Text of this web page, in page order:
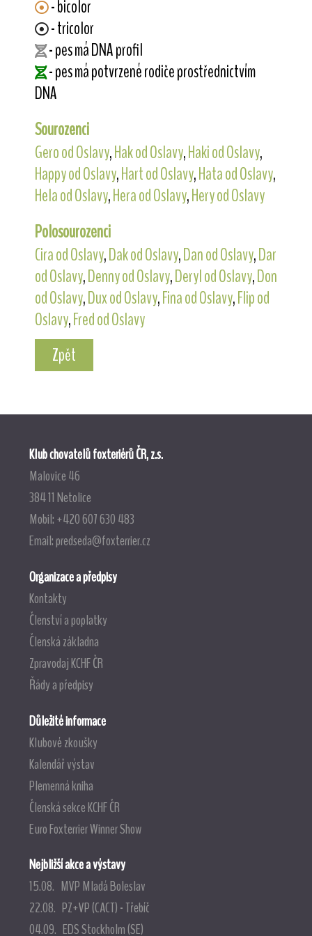
- bicolor
- tricolor
- pes má DNA profil
- pes má potvrzené rodiče prostřednictvím
DNA
Sourozenci
Gero od Oslavy,Hak od Oslavy,Haki od Oslavy,
Happy od Oslavy,Hart od Oslavy,Hata od Oslavy,
Hela od Oslavy,Hera od Oslavy,Hery od Oslavy
Polosourozenci
Cira od Oslavy,Dak od Oslavy,Dan od Oslavy,Dar
od Oslavy,Denny od Oslavy,Deryl od Oslavy,Don
od Oslavy,Dux od Oslavy,Fina od Oslavy,Flip od
Oslavy,Fred od Oslavy
Zpět
Klub chovatelů foxteriérů ČR, z.s.
Malovice 46
384 11 Netolice
Mobil: +420 607 630 483
Email:predseda@foxterrier.cz
Organizace a předpisy
Kontakty
Členství a poplatky
Členská základna
Zpravodaj KCHF ČR
Řády a předpisy
Důležité informace
Klubové zkoušky
Kalendář výstav
Plemenná kniha
Členská sekce KCHF ČR
Euro Foxterrier Winner Show
Nejbližší akce a výstavy
15.08. MVP Mladá Boleslav
22.08. PZ+VP (CACT) - Třebíč
04.09. EDS Stockholm (SE)